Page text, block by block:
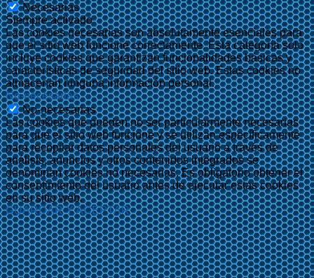
Necesarias
Siempre activado
Las cookies necesarias son absolutamente esenciales para
que el sitio web funcione correctamente. Esta categoría solo
incluye cookies que garantizan funcionalidades básicas y
características de seguridad del sitio web. Estas cookies no
almacenan ninguna información personal.
No-necesarias
No-necesarias
Las cookies que pueden no ser particularmente necesarias
para que el sitio web funcione y se utilizan específicamente
para recopilar datos personales del usuario a través de
análisis, anuncios y otros contenidos integrados se
denominan cookies no necesarias. Es obligatorio obtener el
consentimiento del usuario antes de ejecutar estas cookies
en su sitio web.
GUARDAR Y ACEPTAR